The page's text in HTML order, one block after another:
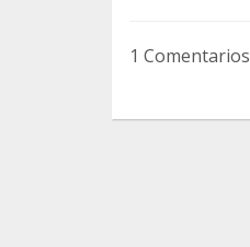
1 Comentarios